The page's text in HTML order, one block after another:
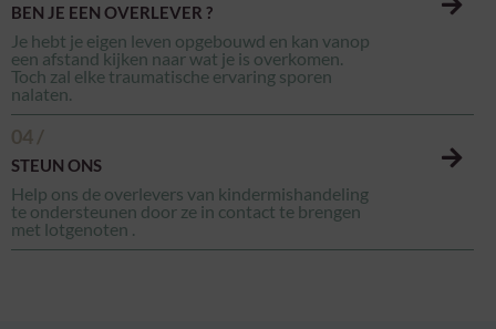
BEN JE EEN OVERLEVER ?
Je hebt je eigen leven opgebouwd en kan vanop
een afstand kijken naar wat je is overkomen.
Toch zal elke traumatische ervaring sporen
nalaten.
04 /
STEUN ONS
Help ons de overlevers van kindermishandeling
te ondersteunen door ze in contact te brengen
met lotgenoten .